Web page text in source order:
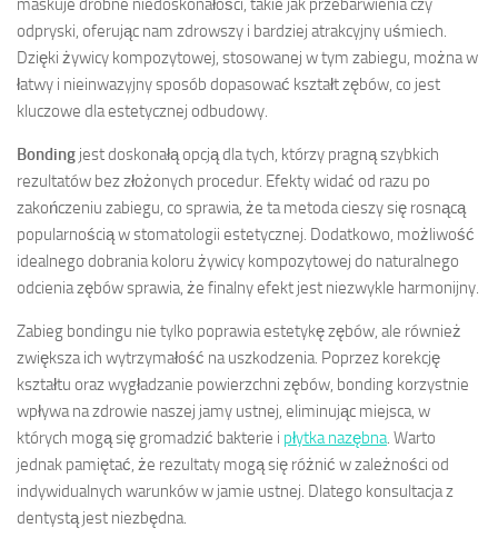
maskuje drobne niedoskonałości, takie jak przebarwienia czy
odpryski, oferując nam zdrowszy i bardziej atrakcyjny uśmiech.
Dzięki żywicy kompozytowej, stosowanej w tym zabiegu, można w
łatwy i nieinwazyjny sposób dopasować kształt zębów, co jest
kluczowe dla estetycznej odbudowy.
Bonding jest doskonałą opcją dla tych, którzy pragną szybkich
rezultatów bez złożonych procedur. Efekty widać od razu po
zakończeniu zabiegu, co sprawia, że ta metoda cieszy się rosnącą
popularnością w stomatologii estetycznej. Dodatkowo, możliwość
idealnego dobrania koloru żywicy kompozytowej do naturalnego
odcienia zębów sprawia, że finalny efekt jest niezwykle harmonijny.
Zabieg bondingu nie tylko poprawia estetykę zębów, ale również
zwiększa ich wytrzymałość na uszkodzenia. Poprzez korekcję
kształtu oraz wygładzanie powierzchni zębów, bonding korzystnie
wpływa na zdrowie naszej jamy ustnej, eliminując miejsca, w
których mogą się gromadzić bakterie i płytka nazębna. Warto
jednak pamiętać, że rezultaty mogą się różnić w zależności od
indywidualnych warunków w jamie ustnej. Dlatego konsultacja z
dentystą jest niezbędna.